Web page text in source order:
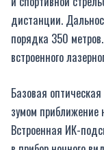
дистанции.
порядка 350
встроенного
Базовая
зумом приближение
Встроенная ИК-